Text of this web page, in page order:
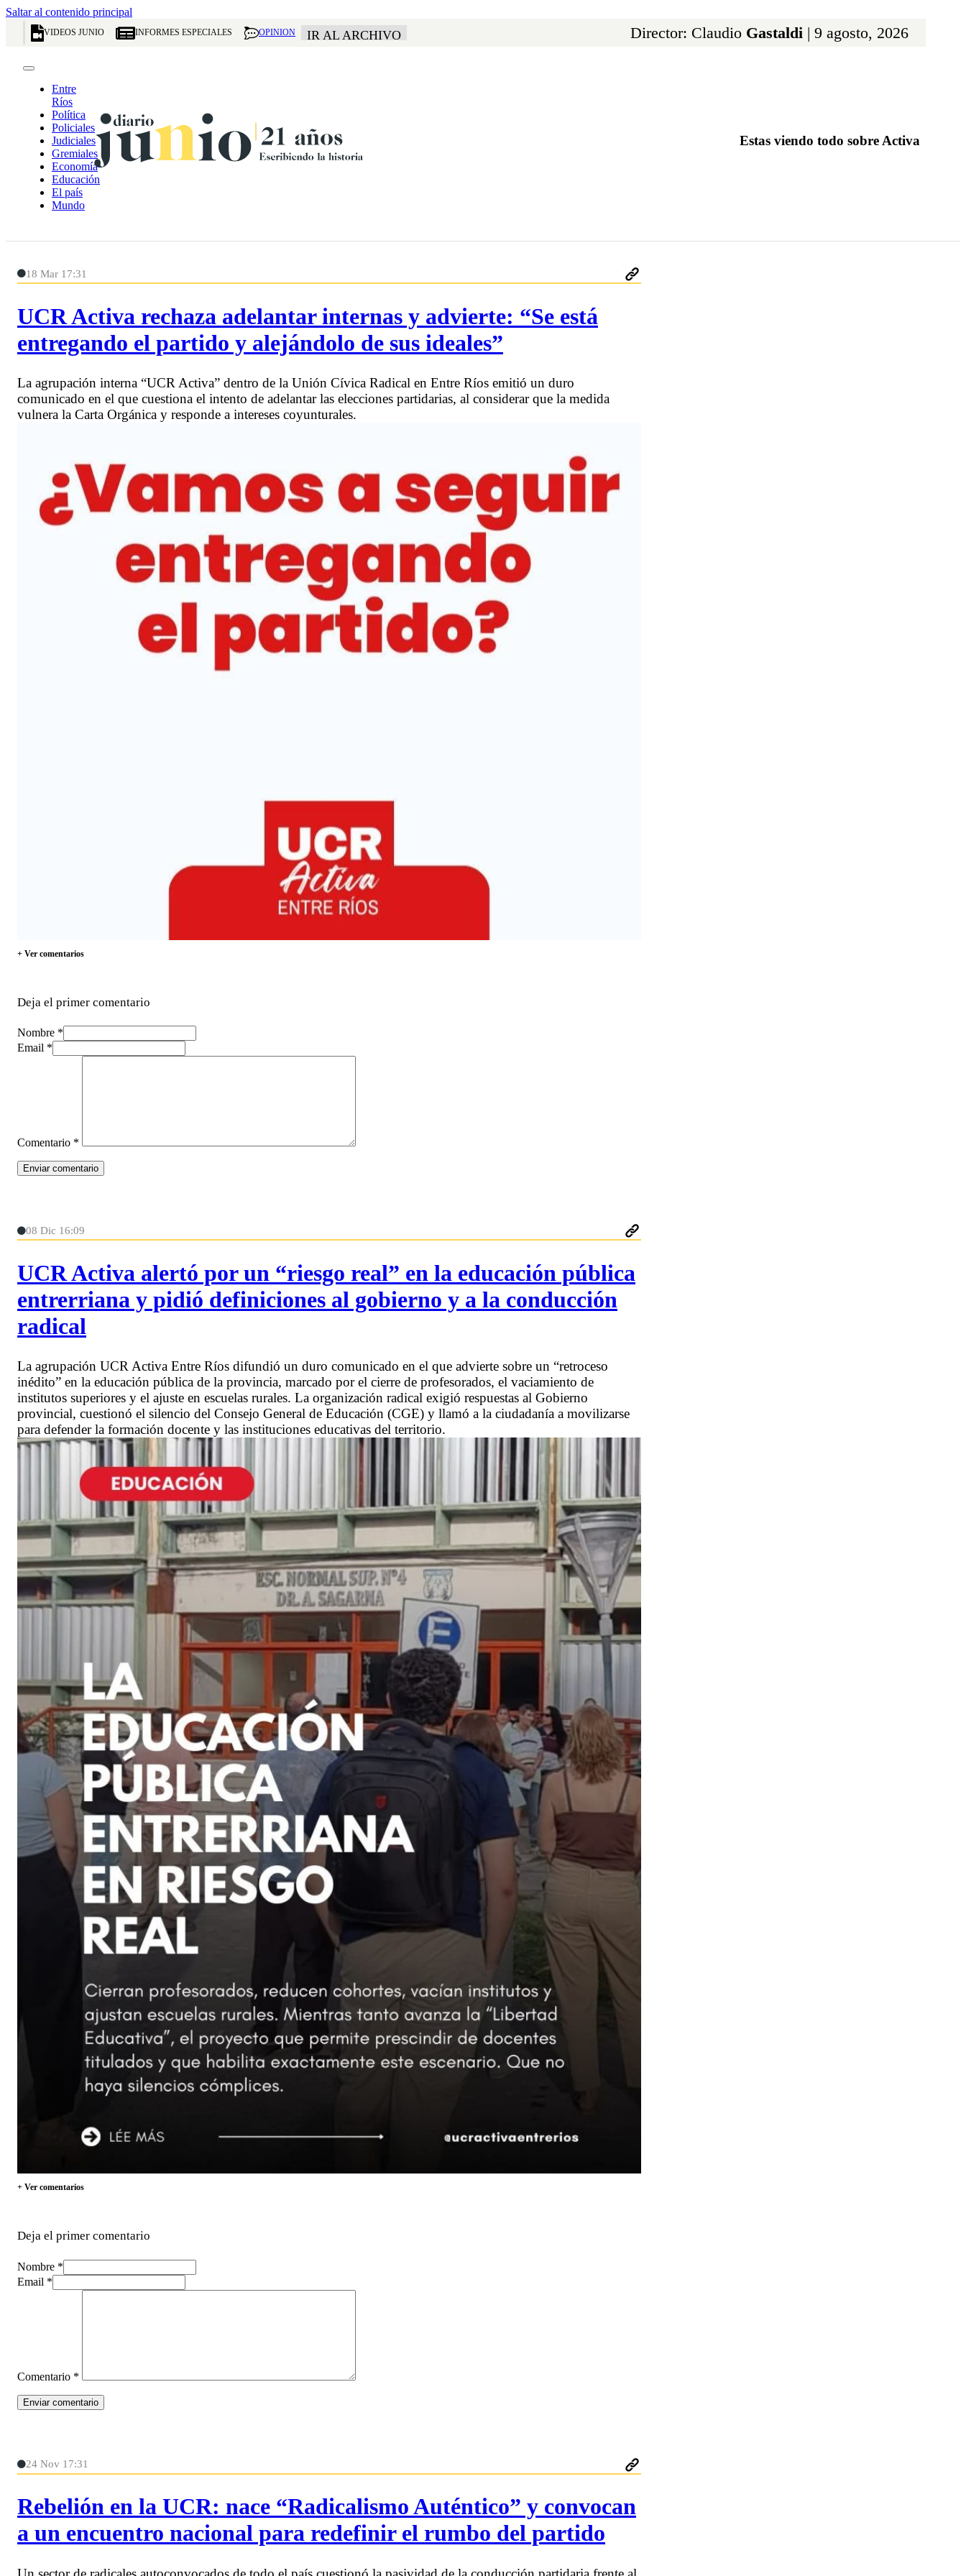
Saltar al contenido principal
VIDEOS JUNIO INFORMES ESPECIALES OPINION IR AL ARCHIVO Director: Claudio Gastaldi | 9 agosto, 2026
Entre
Ríos
Política
Policiales
Judiciales
Gremiales
Economía
Educación
El país
Mundo
Estas viendo todo sobre Activa
18 Mar 17:31
UCR Activa rechaza adelantar internas y advierte: “Se está
entregando el partido y alejándolo de sus ideales”
La agrupación interna “UCR Activa” dentro de la Unión Cívica Radical en Entre Ríos emitió un duro
comunicado en el que cuestiona el intento de adelantar las elecciones partidarias, al considerar que la medida
vulnera la Carta Orgánica y responde a intereses coyunturales.
+ Ver comentarios
Deja el primer comentario
Nombre *
Email *
Comentario *
08 Dic 16:09
UCR Activa alertó por un “riesgo real” en la educación pública
entrerriana y pidió definiciones al gobierno y a la conducción
radical
La agrupación UCR Activa Entre Ríos difundió un duro comunicado en el que advierte sobre un “retroceso
inédito” en la educación pública de la provincia, marcado por el cierre de profesorados, el vaciamiento de
institutos superiores y el ajuste en escuelas rurales. La organización radical exigió respuestas al Gobierno
provincial, cuestionó el silencio del Consejo General de Educación (CGE) y llamó a la ciudadanía a movilizarse
para defender la formación docente y las instituciones educativas del territorio.
+ Ver comentarios
Deja el primer comentario
Nombre *
Email *
Comentario *
24 Nov 17:31
Rebelión en la UCR: nace “Radicalismo Auténtico” y convocan
a un encuentro nacional para redefinir el rumbo del partido